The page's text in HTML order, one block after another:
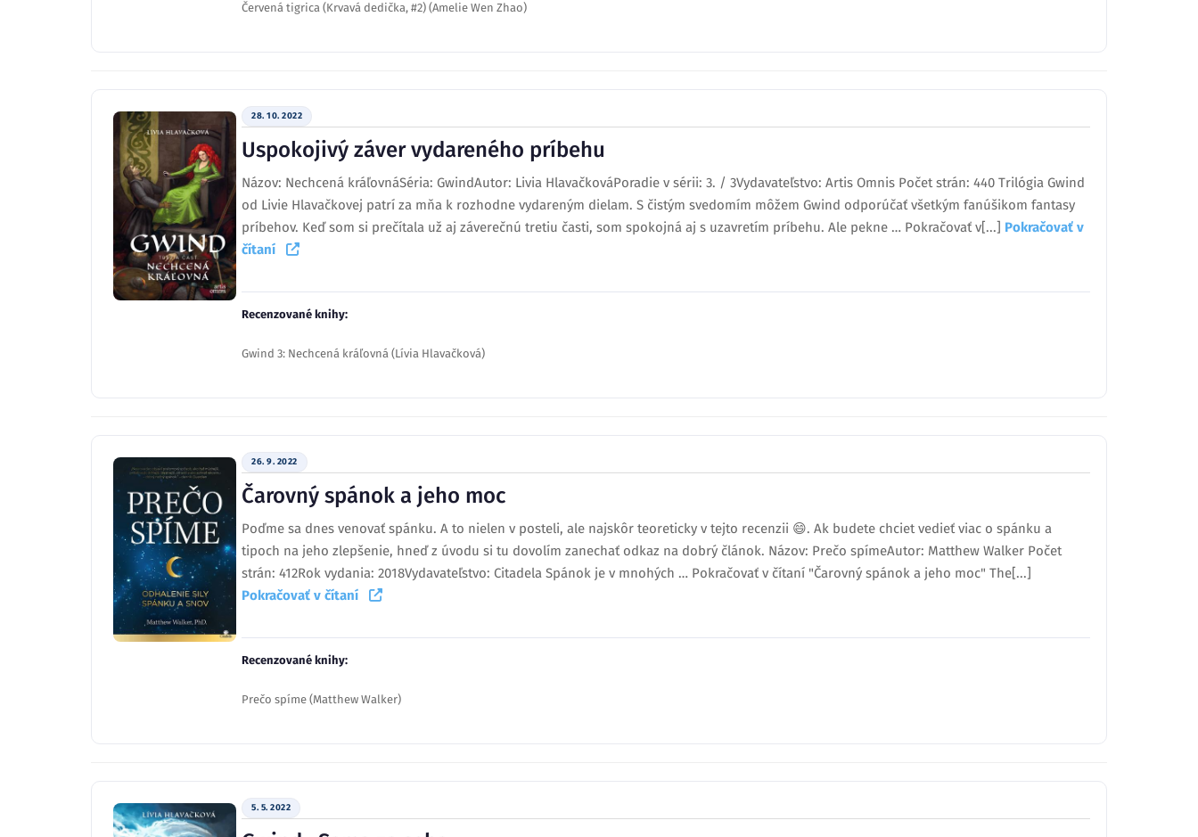
Červená tigrica (Krvavá dedička, #2) (Amelie Wen Zhao)
28. 10. 2022
Uspokojivý záver vydareného príbehu
Názov: Nechcená kráľovnáSéria: GwindAutor: Livia HlavačkováPoradie v sérii: 3. / 3Vydavateľstvo: Artis Omnis Počet strán: 440 Trilógia Gwind
od Livie Hlavačkovej patrí za mňa k rozhodne vydareným dielam. S čistým svedomím môžem Gwind odporúčať všetkým fanúšikom fantasy
príbehov. Keď som si prečítala už aj záverečnú tretiu časti, som spokojná aj s uzavretím príbehu. Ale pekne … Pokračovať v[...] Pokračovať v
čítaní
Recenzované knihy:
Gwind 3: Nechcená kráľovná (Lívia Hlavačková)
26. 9. 2022
Čarovný spánok a jeho moc
Poďme sa dnes venovať spánku. A to nielen v posteli, ale najskôr teoreticky v tejto recenzii 😄. Ak budete chciet vedieť viac o spánku a
tipoch na jeho zlepšenie, hneď z úvodu si tu dovolím zanechať odkaz na dobrý článok. Názov: Prečo spímeAutor: Matthew Walker Počet
strán: 412Rok vydania: 2018Vydavateľstvo: Citadela Spánok je v mnohých … Pokračovať v čítaní "Čarovný spánok a jeho moc" The[...]
Pokračovať v čítaní
Recenzované knihy:
Prečo spíme (Matthew Walker)
5. 5. 2022